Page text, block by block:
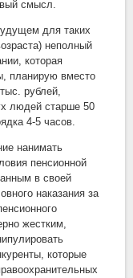
смысл.
для таких
неполный
которая
планирую вместо
рублей,
людей старше 50
4-5 часов.
нанимать
пенсионной
в своей
наказания за
жестким,
которые